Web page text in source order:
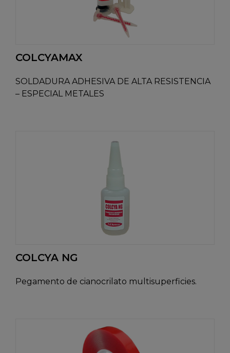
COLCYAMAX
SOLDADURA ADHESIVA DE ALTA RESISTENCIA
– ESPECIAL METALES
COLCYA NG
Pegamento de cianocrilato multisuperficies.